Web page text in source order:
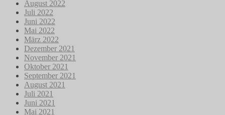
August 2022
Juli 2022
Juni 2022
Mai 2022
März 2022
Dezember 2021
November 2021
Oktober 2021
September 2021
August 2021
Juli 2021
Juni 2021
Mai 2021